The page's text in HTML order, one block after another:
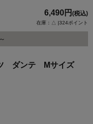
6,490円 (税込)
在庫：△ |324ポイント
ツ ダンテ Mサイズ